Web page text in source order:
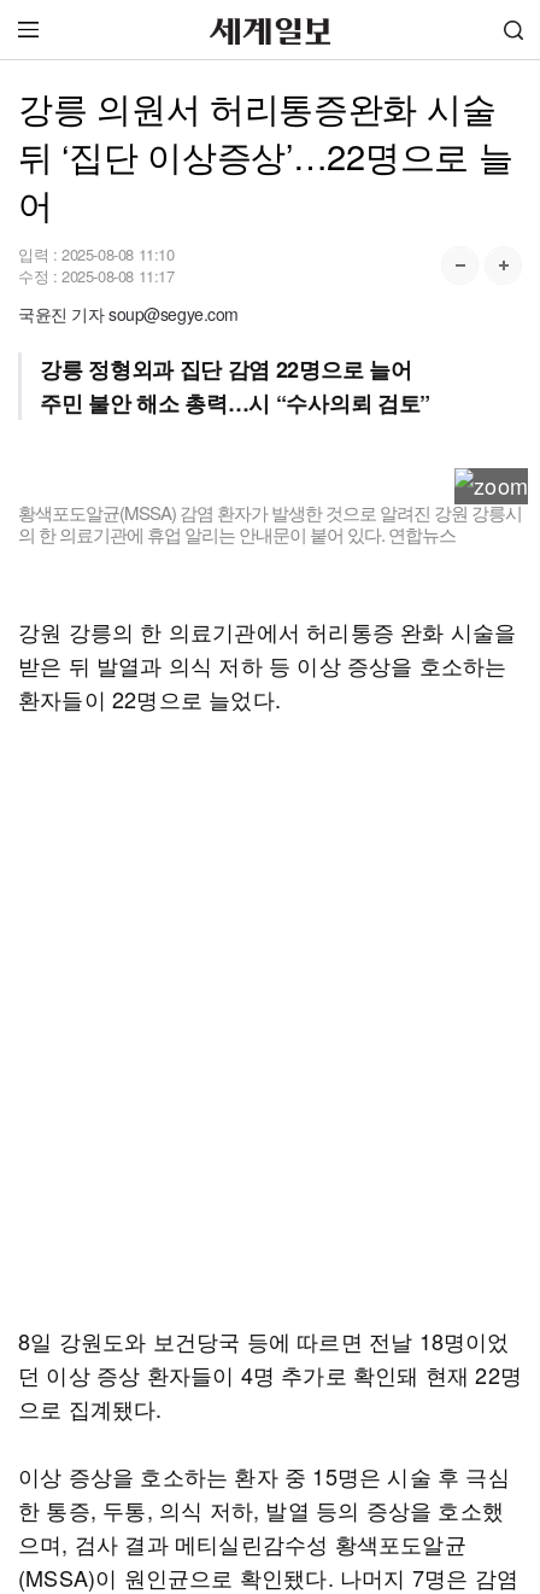
강릉 의원서 허리통증완화 시술
뒤 ‘집단 이상증상’…22명으로 늘
어
입력 : 2025-08-08 11:10
수정 : 2025-08-08 11:17
국윤진 기자 soup@segye.com
강릉 정형외과 집단 감염 22명으로 늘어
주민 불안 해소 총력…시 “수사의뢰 검토”
황색포도알균(MSSA) 감염 환자가 발생한 것으로 알려진 강원 강릉시
의 한 의료기관에 휴업 알리는 안내문이 붙어 있다. 연합뉴스
강원 강릉의 한 의료기관에서 허리통증 완화 시술을
받은 뒤 발열과 의식 저하 등 이상 증상을 호소하는
환자들이 22명으로 늘었다.
8일 강원도와 보건당국 등에 따르면 전날 18명이었
던 이상 증상 환자들이 4명 추가로 확인돼 현재 22명
으로 집계됐다.
이상 증상을 호소하는 환자 중 15명은 시술 후 극심
한 통증, 두통, 의식 저하, 발열 등의 증상을 호소했
으며, 검사 결과 메티실린감수성 황색포도알균
(MSSA)이 원인균으로 확인됐다. 나머지 7명은 감염